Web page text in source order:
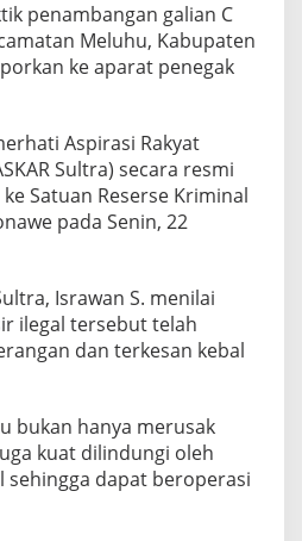
penambangan galian C
Meluhu, Kabupaten
ke aparat penegak
Aspirasi Rakyat
Sultra) secara resmi
Satuan Reserse Kriminal
pada Senin, 22
Israwan S. menilai
ilegal tersebut telah
dan terkesan kebal
bukan hanya merusak
kuat dilindungi oleh
dapat beroperasi